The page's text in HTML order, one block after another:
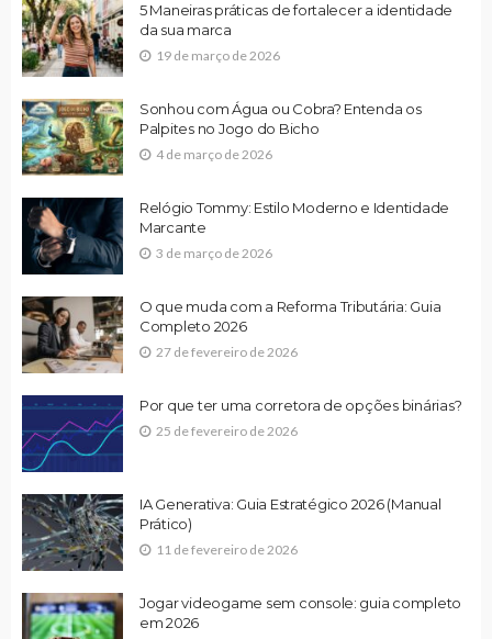
5 Maneiras práticas de fortalecer a identidade
da sua marca
19 de março de 2026
Sonhou com Água ou Cobra? Entenda os
Palpites no Jogo do Bicho
4 de março de 2026
Relógio Tommy: Estilo Moderno e Identidade
Marcante
3 de março de 2026
O que muda com a Reforma Tributária: Guia
Completo 2026
27 de fevereiro de 2026
Por que ter uma corretora de opções binárias?
25 de fevereiro de 2026
IA Generativa: Guia Estratégico 2026 (Manual
Prático)
11 de fevereiro de 2026
Jogar videogame sem console: guia completo
em 2026